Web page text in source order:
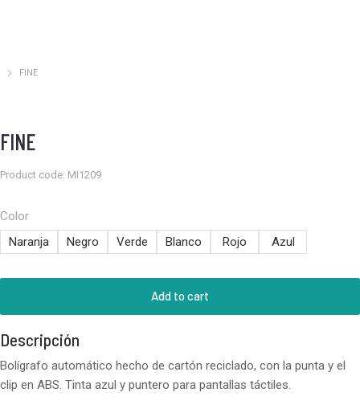
Estás aquí:
FINE
FINE
Product code: MI1209
Color
Naranja
Negro Verde Blanco Rojo Azul
Add to cart
Descripción
Bolígrafo automático hecho de cartón reciclado, con la punta y el
clip en ABS. Tinta azul y puntero para pantallas táctiles.